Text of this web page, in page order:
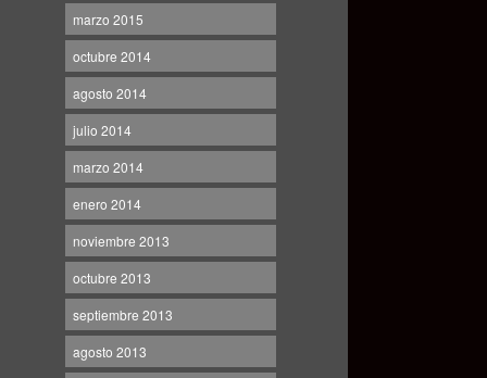
marzo 2015
octubre 2014
agosto 2014
julio 2014
marzo 2014
enero 2014
noviembre 2013
octubre 2013
septiembre 2013
agosto 2013